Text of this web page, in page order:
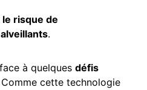
risque de
.
à quelques défis
Comme cette technologie